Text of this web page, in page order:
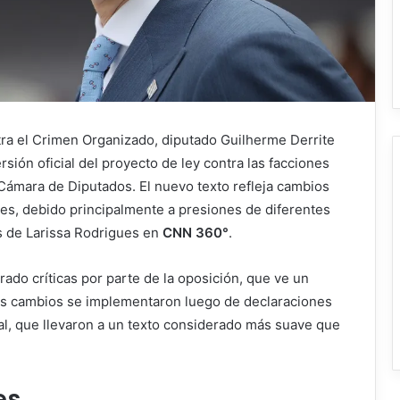
el Crimen Organizado, diputado Guilherme Derrite
oficial del proyecto de ley contra las facciones
de Diputados. El nuevo texto refleja cambios
debido principalmente a presiones de diferentes
Larissa Rodrigues en CNN 360°.
críticas por parte de la oposición, que ve un
se implementaron luego de declaraciones
que llevaron a un texto considerado más suave que